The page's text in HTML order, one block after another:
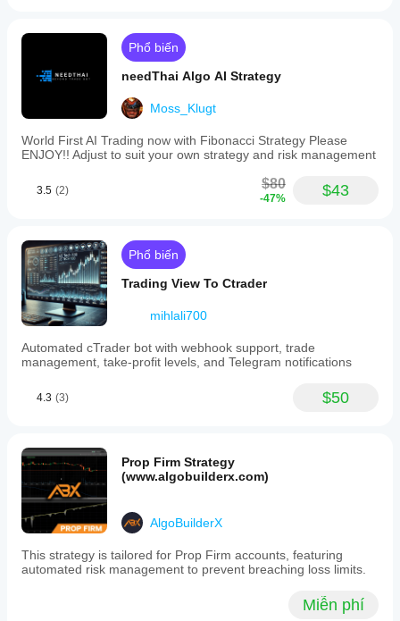
Phổ biến
needThai Algo AI Strategy
Moss_Klugt
World First AI Trading now with Fibonacci Strategy Please
ENJOY!! Adjust to suit your own strategy and risk management
3.5 (2) $80
-47% $43
Phổ biến
Trading View To Ctrader
mihlali700
Automated cTrader bot with webhook support, trade
management, take-profit levels, and Telegram notifications
4.3 (3) $50
Prop Firm Strategy
(www.algobuilderx.com)
AlgoBuilderX
This strategy is tailored for Prop Firm accounts, featuring
automated risk management to prevent breaching loss limits.
Miễn phí